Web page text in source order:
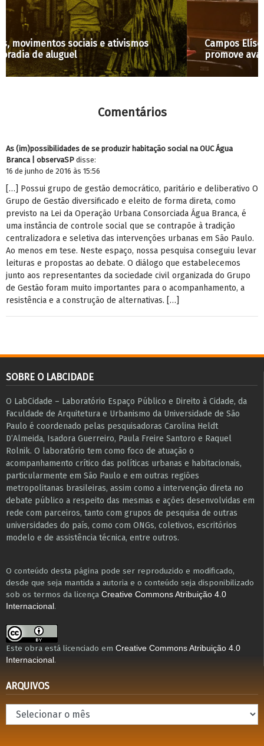
Campos Elíseos em disputa: audiência pública
promove avanços no direito à moradia
Comentários
As (im)possibilidades de se produzir habitação social na OUC Água
Branca | observaSP disse:
16 de junho de 2016 às 15:56
[…] Possui grupo de gestão democrático, paritário e deliberativo O
Grupo de Gestão diversificado e eleito de forma direta, como
previsto na Lei da Operação Urbana Consorciada Água Branca, é
uma instância de controle social que se contrapõe à tradição
centralizadora e seletiva das intervenções urbanas em São Paulo.
Ao menos em tese. Neste espaço, nossa pesquisa conseguiu levar
leituras e propostas ao debate. O diálogo que estabelecemos
junto aos representantes da sociedade civil organizada do Grupo
de Gestão foram muito importantes para o acompanhamento, a
resistência e a construção de alternativas. […]
SOBRE O LABCIDADE
O LabCidade – Laboratório Espaço Público e Direito à Cidade, da
Faculdade de Arquitetura e Urbanismo da Universidade de São
Paulo é coordenado pelas pesquisadoras Carolina Heldt
D’Almeida, Isadora Guerreiro, Paula Freire Santoro e Raquel
Rolnik. O laboratório tem como foco de atuação o
acompanhamento crítico das políticas urbanas e habitacionais,
particularmente em São Paulo e ​em outras regiões
metropolitanas brasileiras, assim como a intervenção direta no
debate público a respeito das mesmas e ações desenvolvidas em
r​e​de com parceiros, tanto com grupos de pesquisa ​de outras
universidades do país, como com ONGs, coletivos, escritórios
modelo e de assistência técnica​, entre outros​.
O conteúdo desta página pode ser reproduzido e modificado,
desde que seja mantida a autoria e o conteúdo seja disponibilizado
sob os termos da licença Creative Commons Atribuição 4.0
Internacional.
Este obra está licenciado em Creative Commons Atribuição 4.0
Internacional.
ARQUIVOS
Arquivos